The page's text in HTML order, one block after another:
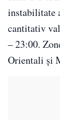
instabilitate
cantitativ
– 23:00.
Orientali și